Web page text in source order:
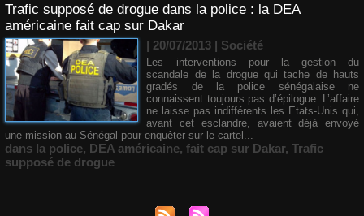
Trafic supposé de drogue dans la police : la DEA
américaine fait cap sur Dakar
| 20/07/2013 | Société
Les interventions pour la gestion du
scandale de la drogue qui tache de hauts
gradés de la police sénégalaise ne
connaissent toujours pas d’épilogue. L’affaire
ne laisse pas indifférents les Etats-Unis qui,
avant cet esclandre, avaient déjà envoyé
une mission au Sénégal pour enquêter sur le cartel...
dans la police, DEA américaine, fait cap sur Dakar, Trafic
supposé de drogue